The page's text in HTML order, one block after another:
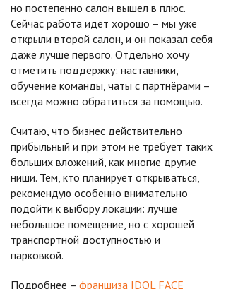
но постепенно салон вышел в плюс.
Сейчас работа идёт хорошо – мы уже
открыли второй салон, и он показал себя
даже лучше первого. Отдельно хочу
отметить поддержку: наставники,
обучение команды, чаты с партнёрами –
всегда можно обратиться за помощью.
Считаю, что бизнес действительно
прибыльный и при этом не требует таких
больших вложений, как многие другие
ниши. Тем, кто планирует открываться,
рекомендую особенно внимательно
подойти к выбору локации: лучше
небольшое помещение, но с хорошей
транспортной доступностью и
парковкой.
Подробнее – франшиза IDOL FACE